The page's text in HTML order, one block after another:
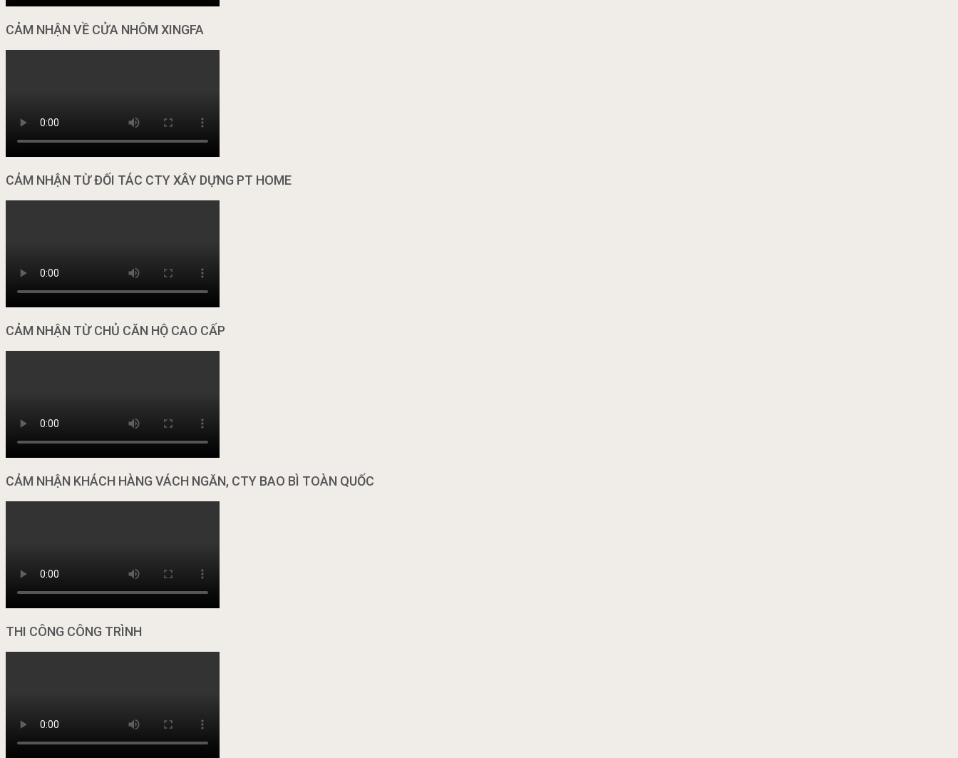
CẢM NHẬN VỀ CỬA NHÔM XINGFA
CẢM NHẬN TỪ ĐỐI TÁC CTY XÂY DỰNG PT HOME
CẢM NHẬN TỪ CHỦ CĂN HỘ CAO CẤP
CẢM NHẬN KHÁCH HÀNG VÁCH NGĂN, CTY BAO BÌ TOÀN QUỐC
THI CÔNG CÔNG TRÌNH